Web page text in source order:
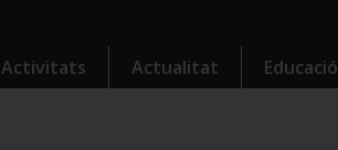
Activitats Actualitat Educació